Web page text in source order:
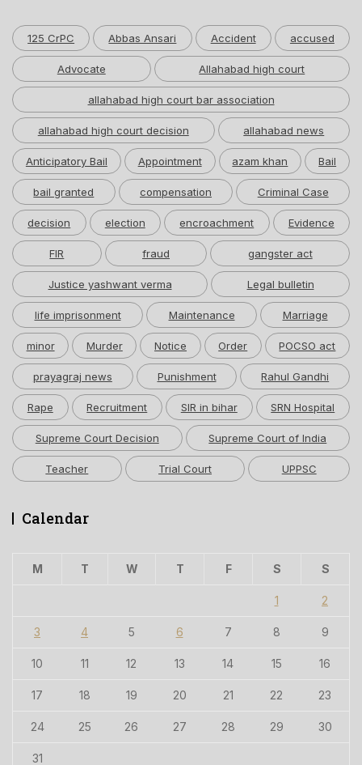
125 CrPC Abbas Ansari Accident accused
Advocate Allahabad high court
allahabad high court bar association
allahabad high court decision allahabad news
Anticipatory Bail Appointment azam khan Bail
bail granted compensation Criminal Case
decision election encroachment Evidence
FIR fraud gangster act
Justice yashwant verma Legal bulletin
life imprisonment Maintenance Marriage
minor Murder Notice Order POCSO act
prayagraj news Punishment Rahul Gandhi
Rape Recruitment SIR in bihar SRN Hospital
Supreme Court Decision Supreme Court of India
Teacher Trial Court UPPSC
Calendar
M T W T F S S
1 2
3 4 5 6 7 8 9
10 11 12 13 14 15 16
17 18 19 20 21 22 23
24 25 26 27 28 29 30
31